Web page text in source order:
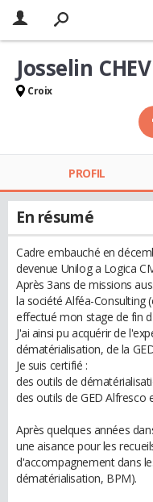
Josselin
Croix
PROFIL
En résumé
Cadre embauché en
devenue Unilog a Logica
Après 3ans de missions
la société Alféa-Consulting
effectué mon stage de fin
J'ai ainsi pu acquérir de
dématérialisation, de la
Je suis certifié :
des outils de
des outils de GED Alfresco
Après quelques années
une aisance pour les
d'accompagnement dans
dématérialisation, BPM).